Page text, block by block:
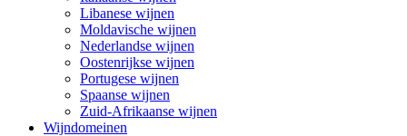
Libanese wijnen
Moldavische wijnen
Nederlandse wijnen
Oostenrijkse wijnen
Portugese wijnen
Spaanse wijnen
Zuid-Afrikaanse wijnen
Wijndomeinen